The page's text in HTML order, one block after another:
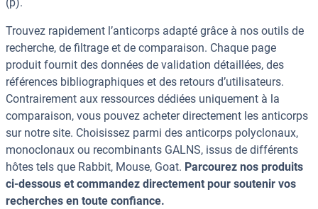
Trouvez rapidement l’anticorps adapté grâce à nos outils de
recherche, de filtrage et de comparaison. Chaque page
produit fournit des données de validation détaillées, des
références bibliographiques et des retours d’utilisateurs.
Contrairement aux ressources dédiées uniquement à la
comparaison, vous pouvez acheter directement les anticorps
sur notre site. Choisissez parmi des anticorps polyclonaux,
monoclonaux ou recombinants GALNS, issus de différents
hôtes tels que Rabbit, Mouse, Goat. Parcourez nos produits
ci-dessous et commandez directement pour soutenir vos
recherches en toute confiance.